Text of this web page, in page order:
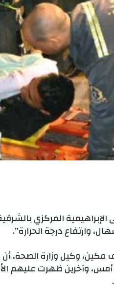
وارتفاع درجة الحرارة”.
مكين، وكيل وزارة الصحة،
وآخرين ظهرت عليهم